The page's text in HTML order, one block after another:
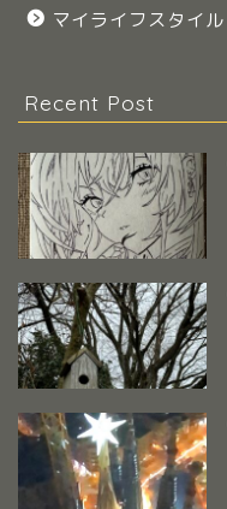
マイライフスタイル
Recent Post